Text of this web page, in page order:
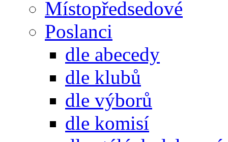
Místopředsedové
Poslanci
dle abecedy
dle klubů
dle výborů
dle komisí